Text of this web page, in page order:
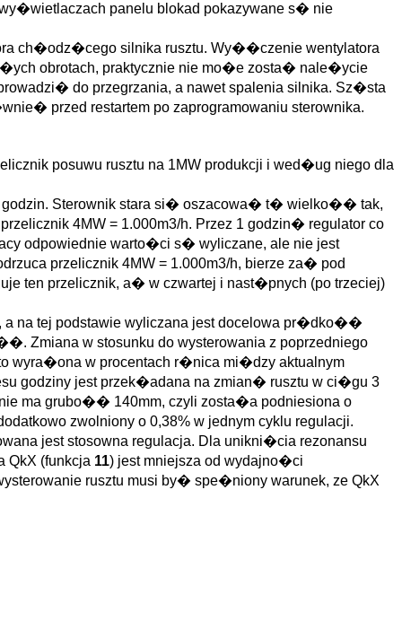
panelu blokad pokazywane s� nie
ch�odz�cego silnika rusztu. Wy��czenie wentylatora
obrotach, praktycznie nie mo�e zosta� nale�ycie
do przegrzania, a nawet spalenia silnika. Sz�sta
przed restartem po zaprogramowaniu sterownika.
posuwu rusztu na 1MW produkcji i wed�ug niego dla
godzin. Sterownik stara si� oszacowa� t� wielko�� tak,
4MW = 1.000m3/h. Przez 1 godzin� regulator co
odpowiednie warto�ci s� wyliczane, ale nie jest
przelicznik 4MW = 1.000m3/h, bierze za� pod
ten przelicznik, a� w czwartej i nast�pnych (po trzeciej)
na tej podstawie wyliczana jest docelowa pr�dko��
Zmiana w stosunku do wysterowania z poprzedniego
wyra�ona w procentach r�nica mi�dzy aktualnym
godziny jest przek�adana na zmian� rusztu w ci�gu 3
ma grubo�� 140mm, czyli zosta�a podniesiona o
zwolniony o 0,38% w jednym cyklu regulacji.
jest stosowna regulacja. Dla unikni�cia rezonansu
(funkcja 11) jest mniejsza od wydajno�ci
rusztu musi by� spe�niony warunek, ze QkX